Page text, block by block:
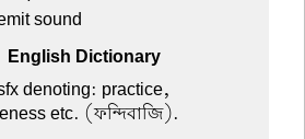
sound
English Dictionary
denoting: practice,
etc. (ফন্দিবাজি).